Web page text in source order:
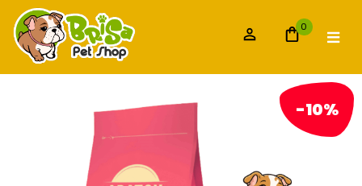
0
-10%